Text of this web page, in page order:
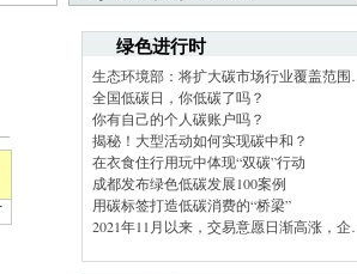
绿色进行时
生态环境部：将扩大碳市场行业覆盖范围…
全国低碳日，你低碳了吗？
你有自己的个人碳账户吗？
揭秘！大型活动如何实现碳中和？
在衣食住行用玩中体现“双碳”行动
成都发布绿色低碳发展100案例
用碳标签打造低碳消费的“桥梁”
2021年11月以来，交易意愿日渐高涨，企…